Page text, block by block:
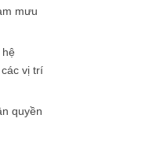
mưu
vị trí
quyền